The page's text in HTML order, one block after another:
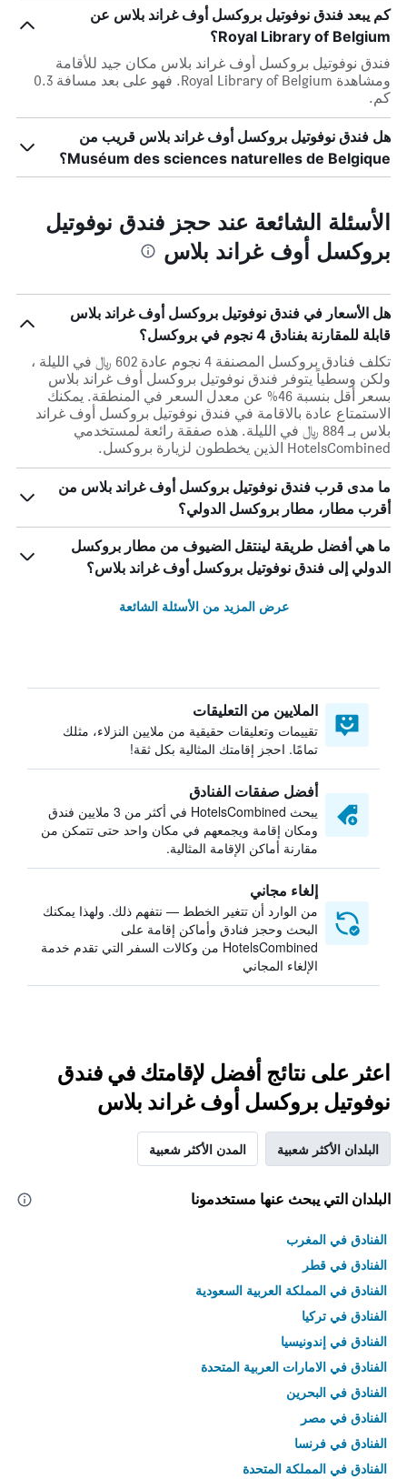
كم يبعد فندق نوفوتيل بروكسل أوف غراند بلاس عن
Royal Library of Belgium؟
فندق نوفوتيل بروكسل أوف غراند بلاس مكان جيد للأقامة
ومشاهدة Royal Library of Belgium. فهو على بعد مسافة 0.3
كم.
هل فندق نوفوتيل بروكسل أوف غراند بلاس قريب من
Muséum des sciences naturelles de Belgique؟
الأسئلة الشائعة عند حجز فندق نوفوتيل
بروكسل أوف غراند بلاس
هل الأسعار في فندق نوفوتيل بروكسل أوف غراند بلاس
قابلة للمقارنة بفنادق 4 نجوم في بروكسل؟
تكلف فنادق بروكسل المصنفة 4 نجوم عادة 602 ﷼ في الليلة ،
ولكن وسطياً يتوفر فندق نوفوتيل بروكسل أوف غراند بلاس
بسعر أقل بنسبة 46% عن معدل السعر في المنطقة. يمكنك
الاستمتاع عادة بالاقامة في فندق نوفوتيل بروكسل أوف غراند
بلاس بـ 884 ﷼ في الليلة. هذه صفقة رائعة لمستخدمي
HotelsCombined الذين يخططون لزيارة بروكسل.
ما مدى قرب فندق نوفوتيل بروكسل أوف غراند بلاس من
أقرب مطار، مطار بروكسل الدولي؟
ما هي أفضل طريقة لينتقل الضيوف من مطار بروكسل
الدولي إلى فندق نوفوتيل بروكسل أوف غراند بلاس؟
عرض المزيد من الأسئلة الشائعة
الملايين من التعليقات
تقييمات وتعليقات حقيقية من ملايين النزلاء، مثلك
تمامًا. احجز إقامتك المثالية بكل ثقة!
أفضل صفقات الفنادق
يبحث HotelsCombined في أكثر من 3 ملايين فندق
ومكان إقامة ويجمعهم في مكان واحد حتى تتمكن من
مقارنة أماكن الإقامة المثالية.
إلغاء مجاني
من الوارد أن تتغير الخطط — نتفهم ذلك. ولهذا يمكنك
البحث وحجز فنادق وأماكن إقامة على
HotelsCombined من وكالات السفر التي تقدم خدمة
الإلغاء المجاني
اعثر على نتائج أفضل لإقامتك في فندق
نوفوتيل بروكسل أوف غراند بلاس
البلدان الأكثر شعبية المدن الأكثر شعبية
البلدان التي يبحث عنها مستخدمونا
الفنادق في المغرب
الفنادق في قطر
الفنادق في المملكة العربية السعودية
الفنادق في تركيا
الفنادق في إندونيسيا
الفنادق في الامارات العربية المتحدة
الفنادق في البحرين
الفنادق في مصر
الفنادق في فرنسا
الفنادق في المملكة المتحدة